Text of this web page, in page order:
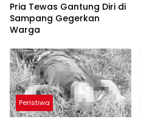
Pria Tewas Gantung Diri di
Sampang Gegerkan
Warga
Peristiwa